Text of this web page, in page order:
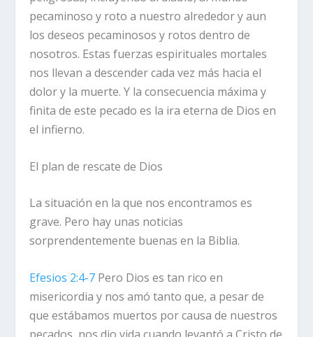
pecaminoso y roto a nuestro alrededor y aun
los deseos pecaminosos y rotos dentro de
nosotros. Estas fuerzas espirituales mortales
nos llevan a descender cada vez más hacia el
dolor y la muerte. Y la consecuencia máxima y
finita de este pecado es la ira eterna de Dios en
el infierno.
El plan de rescate de Dios
La situación en la que nos encontramos es
grave. Pero hay unas noticias
sorprendentemente buenas en la Biblia.
Efesios 2:4-7 Pero Dios es tan rico en
misericordia y nos amó tanto que, a pesar de
que estábamos muertos por causa de nuestros